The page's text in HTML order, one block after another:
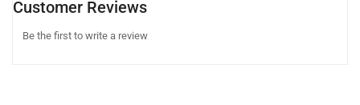
Customer Reviews
Be the first to write a review